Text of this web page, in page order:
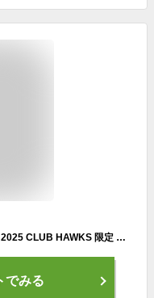
福岡ソフトバンク ホークス ユニフォーム 2025 CLUB HAWKS 限定 ファンクラブ ユニホーム (サイズ L)
でみる